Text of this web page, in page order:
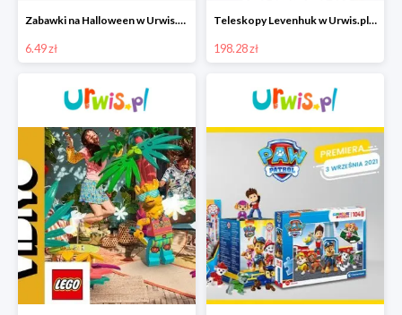
Zabawki na Halloween w Urwis.pl od 6,49 zł
6.49 zł
Teleskopy Levenhuk w Urwis.pl w super cenach od 198,28 zł
198.28 zł